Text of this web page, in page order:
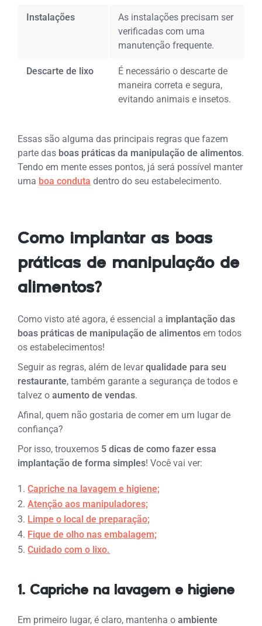
Instalações
As instalações precisam ser
verificadas com uma
manutenção frequente.
Descarte de lixo
É necessário o descarte de
maneira correta e segura,
evitando animais e insetos.
Essas são alguma das principais regras que fazem
parte das boas práticas da manipulação de alimentos.
Tendo em mente esses pontos, já será possível manter
uma boa conduta dentro do seu estabelecimento.
Como implantar as boas
práticas de manipulação de
alimentos?
Como visto até agora, é essencial a implantação das
boas práticas de manipulação de alimentos em todos
os estabelecimentos!
Seguir as regras, além de levarqualidade para seu
restaurante, também garante a segurança de todos e
talvez oaumento de vendas.
Afinal, quem não gostaria de comer em um lugar de
confiança?
Por isso, trouxemos 5 dicas de como fazer essa
implantação de forma simples! Você vai ver:
Capriche na lavagem e higiene;
Atenção aos manipuladores;
Limpe o local de preparação;
Fique de olho nas embalagem;
Cuidado com o lixo.
1. Capriche na lavagem e higiene
Em primeiro lugar, é claro, mantenha oambiente